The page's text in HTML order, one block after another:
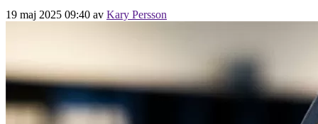
19 maj 2025 09:40 av Kary Persson